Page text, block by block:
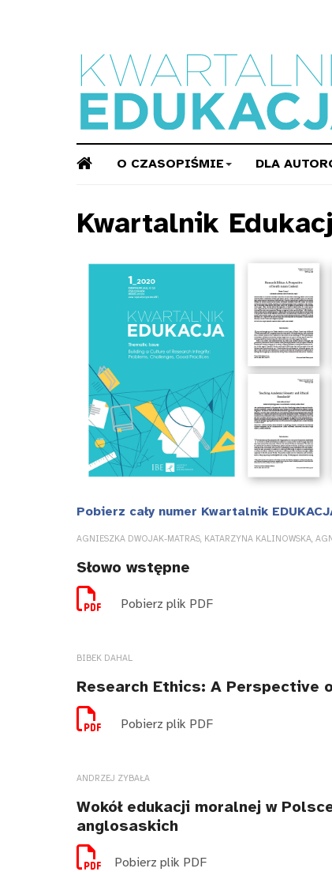
O CZASOPIŚMIE DLA
Kwartalnik
Pobierz cały numer Kwartalnik
AGNIESZKA DWOJAK-MATRAS, KATARZYNA KALINOWSKA,
Słowo wstępne
Pobierz plik PDF
BIBEK DAHAL
Research Ethics: A Perspective
Pobierz plik PDF
ANDRZEJ ZYBAŁA
Wokół edukacji moralnej w
anglosaskich
Pobierz plik PDF